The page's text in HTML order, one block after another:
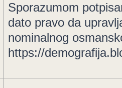
Sporazumom
dato pravo da
nominalnog
https://